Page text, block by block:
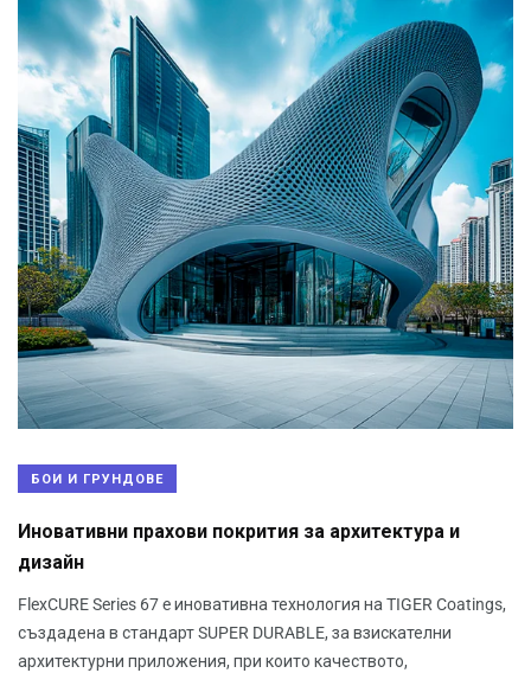
БОИ И ГРУНДОВЕ
Иновативни прахови покрития за архитектура и
дизайн
FlexCURE Series 67 e иновативна технология на TIGER Coatings,
създадена в стандарт SUPER DURABLE, за взискателни
архитектурни приложения, при които качеството,